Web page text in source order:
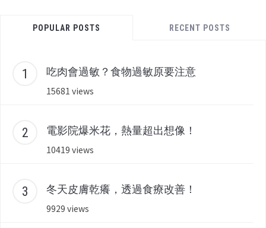
POPULAR POSTS RECENT POSTS
吃肉會過敏？食物過敏原要注意
15681 views
電影院爆米花，熱量超出想像！
10419 views
冬天皮膚乾癢，透過食療改善！
9929 views